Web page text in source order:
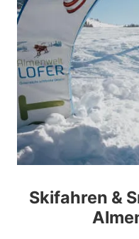
Skifahren &